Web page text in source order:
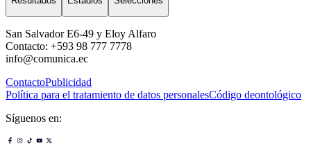
San Salvador E6-49 y Eloy Alfaro
Contacto: +593 98 777 7778
info@comunica.ec
ContactoPublicidad
Política para el tratamiento de datos personalesCódigo deontológico
Síguenos en: